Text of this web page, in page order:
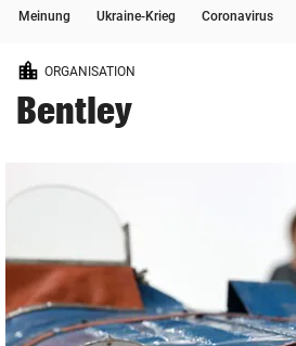
bookmark Merkliste
search
eingeben
© Krone Multimedia GmbH & Co KG
Muthgasse 2, 1190 Wien
Meinung Ukraine-Krieg Coronavirus
ORGANISATION
Bentley